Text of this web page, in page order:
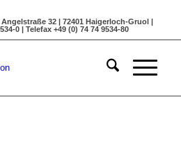
32 | 72401 Haigerloch-Gruol |
0 | Telefax +49 (0) 74 74 9534-80